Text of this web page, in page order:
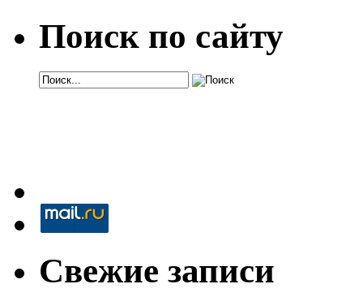
Поиск по сайту
Свежие записи